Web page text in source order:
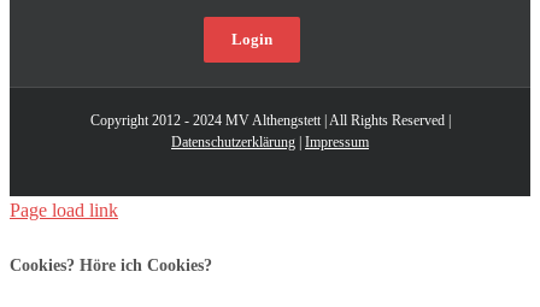
Login
Copyright 2012 - 2024 MV Althengstett | All Rights Reserved |
Datenschutzerklärung Impressum
Page load link
Cookies? Höre ich Cookies?